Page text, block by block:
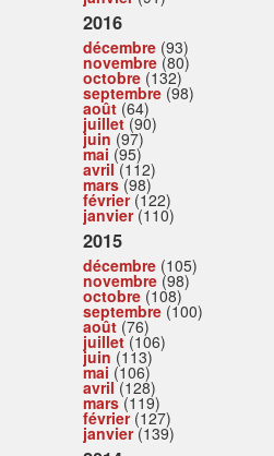
2016
décembre (93)
novembre (80)
octobre (132)
septembre (98)
août (64)
juillet(90)
juin (97)
mai (95)
avril(112)
mars(98)
février(122)
janvier(110)
2015
décembre (105)
novembre (98)
octobre (108)
septembre (100)
août (76)
juillet(106)
juin (113)
mai (106)
avril(128)
mars(119)
février(127)
janvier(139)